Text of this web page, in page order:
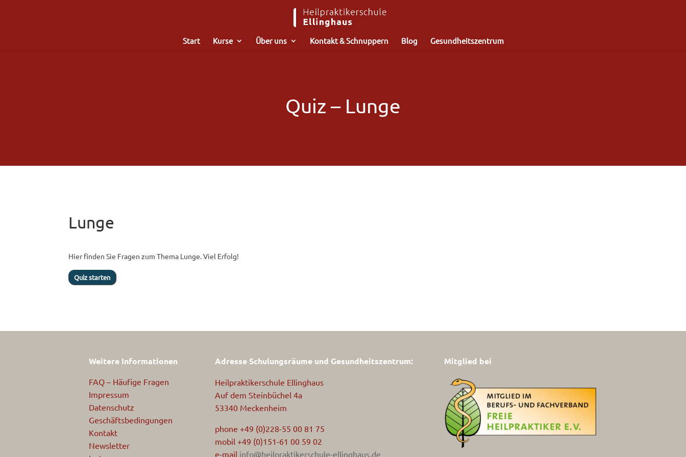
Start Kurse Über uns Kontakt & Schnuppern Blog Gesundheitszentrum
Quiz – Lunge
Lunge
Hier finden Sie Fragen zum Thema Lunge. Viel Erfolg!
Weitere Informationen
FAQ – Häufige Fragen
Impressum
Datenschutz
Geschäftsbedingungen
Kontakt
Newsletter
Adresse Schulungsräume und Gesundheitszentrum:
Heilpraktikerschule Ellinghaus
Auf dem Steinbüchel 4a
53340 Meckenheim
phone +49 (0)228-55 00 81 75
mobil +49 (0)151-61 00 59 02
e-mail info@heilpraktikerschule-ellinghaus.de
Mitglied bei